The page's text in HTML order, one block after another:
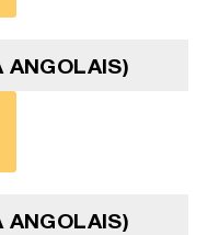
ANGOLAIS)
ANGOLAIS)